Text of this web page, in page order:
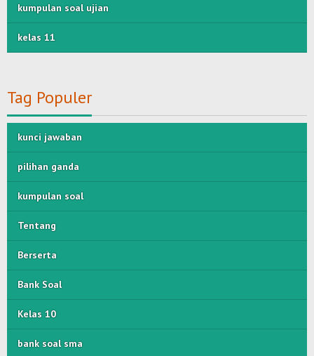
kumpulan soal ujian
kelas 11
Tag Populer
kunci jawaban
pilihan ganda
kumpulan soal
Tentang
Berserta
Bank Soal
Kelas 10
bank soal sma